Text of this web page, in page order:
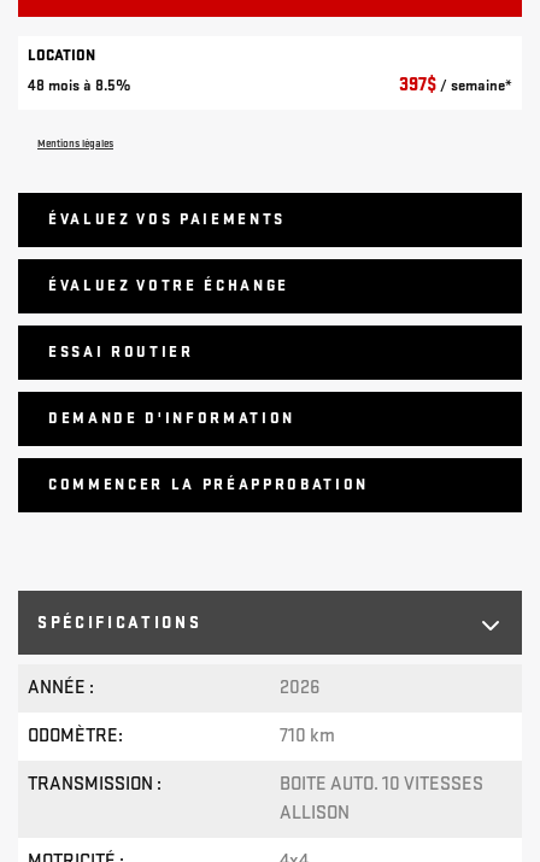
SPÉCIFICATIONS
ANNÉE : 2026
ODOMÈTRE: 710 km
TRANSMISSION :
BOITE AUTO. 10 VITESSES
ALLISON
LOCATION
48 mois à 8.5%
397$ / semaine*
Mentions légales
ÉVALUEZ VOSPAIEMENTS
ÉVALUEZ VOTRE ÉCHANGE
ESSAI ROUTIER
DEMANDE D'INFORMATION
COMMENCER LA PRÉAPPROBATION